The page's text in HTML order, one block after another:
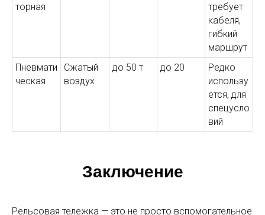
торная
требует
кабеля,
гибкий
маршрут
Пневмати
ческая
Сжатый
воздух
до 50 т до 20
Редко
использу
ется, для
спецусло
вий
Заключение
Рельсовая тележка — это не просто вспомогательное